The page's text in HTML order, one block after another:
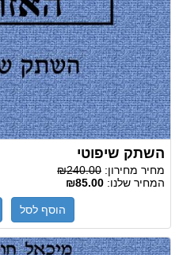
השתק שיפוטי
מחיר מחירון: ₪240.00
המחיר שלנו: ₪85.00
הוסף לסל